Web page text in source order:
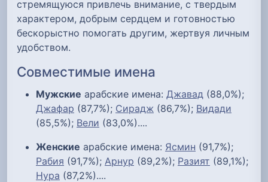
стремящуюся привлечь внимание, с твердым
характером, добрым сердцем и готовностью
бескорыстно помогать другим, жертвуя личным
удобством.
Совместимые имена
Мужские арабские имена: Джавад (88,0%);
Джафар (87,7%); Сирадж (86,7%); Видади
(85,5%); Вели (83,0%)....
Женские арабские имена: Ясмин (91,7%);
Рабия (91,7%); Арнур (89,2%); Разият (89,1%);
Нура (87,2%)....